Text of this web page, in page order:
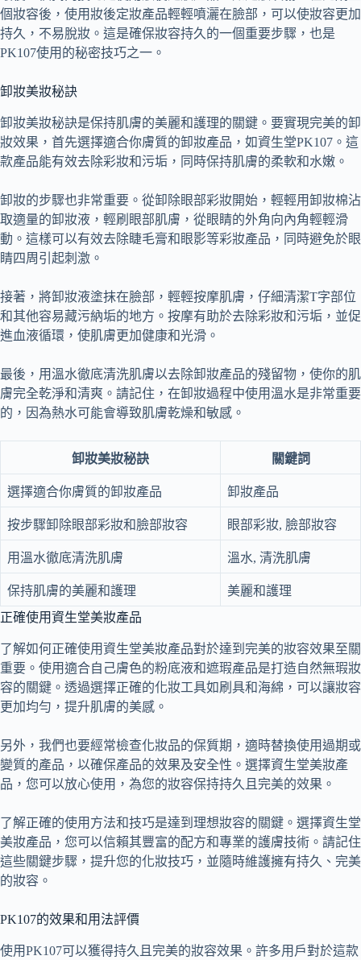
個妝容後，使用妝後定妝產品輕輕噴灑在臉部，可以使妝容更加
持久，不易脫妝。這是確保妝容持久的一個重要步驟，也是
PK107使用的秘密技巧之一。
卸妝美妝秘訣
卸妝美妝秘訣是保持肌膚的美麗和護理的關鍵。要實現完美的卸
妝效果，首先選擇適合你膚質的卸妝產品，如資生堂PK107。這
款產品能有效去除彩妝和污垢，同時保持肌膚的柔軟和水嫩。
卸妝的步驟也非常重要。從卸除眼部彩妝開始，輕輕用卸妝棉沾
取適量的卸妝液，輕刷眼部肌膚，從眼睛的外角向內角輕輕滑
動。這樣可以有效去除睫毛膏和眼影等彩妝產品，同時避免於眼
睛四周引起刺激。
接著，將卸妝液塗抹在臉部，輕輕按摩肌膚，仔細清潔T字部位
和其他容易藏污納垢的地方。按摩有助於去除彩妝和污垢，並促
進血液循環，使肌膚更加健康和光滑。
最後，用溫水徹底清洗肌膚以去除卸妝產品的殘留物，使你的肌
膚完全乾淨和清爽。請記住，在卸妝過程中使用溫水是非常重要
的，因為熱水可能會導致肌膚乾燥和敏感。
卸妝美妝秘訣 關鍵詞
選擇適合你膚質的卸妝產品 卸妝產品
按步驟卸除眼部彩妝和臉部妝容 眼部彩妝, 臉部妝容
用溫水徹底清洗肌膚 溫水, 清洗肌膚
保持肌膚的美麗和護理
美麗和護理
正確使用資生堂美妝產品
了解如何正確使用資生堂美妝產品對於達到完美的妝容效果至關
重要。使用適合自己膚色的粉底液和遮瑕產品是打造自然無瑕妝
容的關鍵。透過選擇正確的化妝工具如刷具和海綿，可以讓妝容
更加均勻，提升肌膚的美感。
另外，我們也要經常檢查化妝品的保質期，適時替換使用過期或
變質的產品，以確保產品的效果及安全性。選擇資生堂美妝產
品，您可以放心使用，為您的妝容保持持久且完美的效果。
了解正確的使用方法和技巧是達到理想妝容的關鍵。選擇資生堂
美妝產品，您可以信賴其豐富的配方和專業的護膚技術。請記住
這些關鍵步驟，提升您的化妝技巧，並隨時維護擁有持久、完美
的妝容。
PK107的效果和用法評價
使用PK107可以獲得持久且完美的妝容效果。許多用戶對於這款